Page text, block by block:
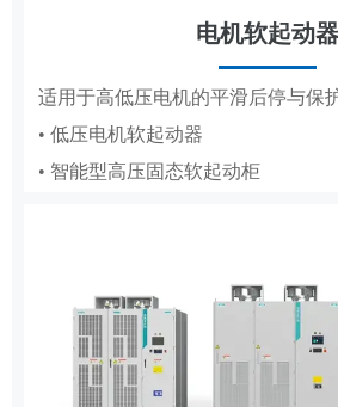
电机软起动器
适用于高低压电机的平滑后停与保
• 低压电机软起动器
• 智能型高压固态软起动柜
成套电器
高低压成套配电柜体，适配工厂、
景配电
• 低压成套
传动控制
覆盖造纸、复卷、轧钢全场景传动
• 造纸机传动控制系统
• 复卷机传动控制系统
集装箱式储能系
标准化集成储能，适配大型电站储